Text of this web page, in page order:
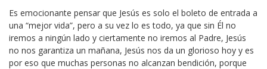
Es emocionante pensar que Jesús es solo el boleto de entrada a
una “mejor vida”, pero a su vez lo es todo, ya que sin Él no
iremos a ningún lado y ciertamente no iremos al Padre, Jesús
no nos garantiza un mañana, Jesús nos da un glorioso hoy y es
por eso que muchas personas no alcanzan bendición, porque